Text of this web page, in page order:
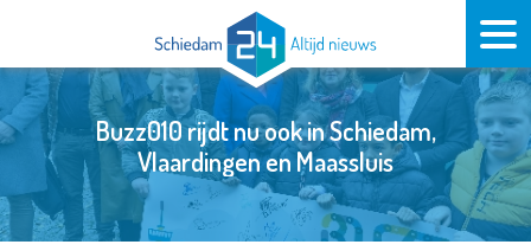
Buzz010 rijdt nu ook in Schiedam,
Vlaardingen en Maassluis